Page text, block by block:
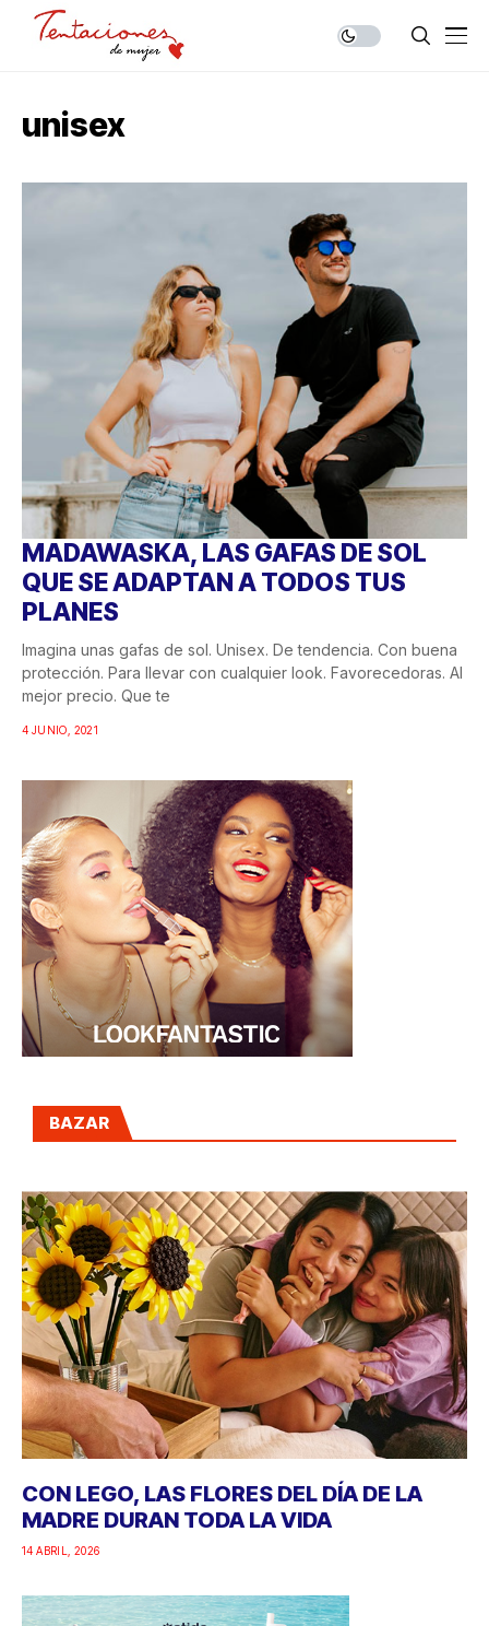
unisex
MADAWASKA, LAS GAFAS DE SOL
QUE SE ADAPTAN A TODOS TUS
PLANES
Imagina unas gafas de sol. Unisex. De tendencia. Con buena
protección. Para llevar con cualquier look. Favorecedoras. Al
mejor precio. Que te
4 JUNIO, 2021
BAZAR
CON LEGO, LAS FLORES DEL DÍA DE LA
MADRE DURAN TODA LA VIDA
14 ABRIL, 2026